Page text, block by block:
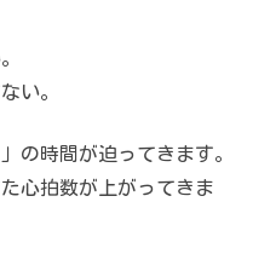
い。
の時間が迫ってきます。
心拍数が上がってきま